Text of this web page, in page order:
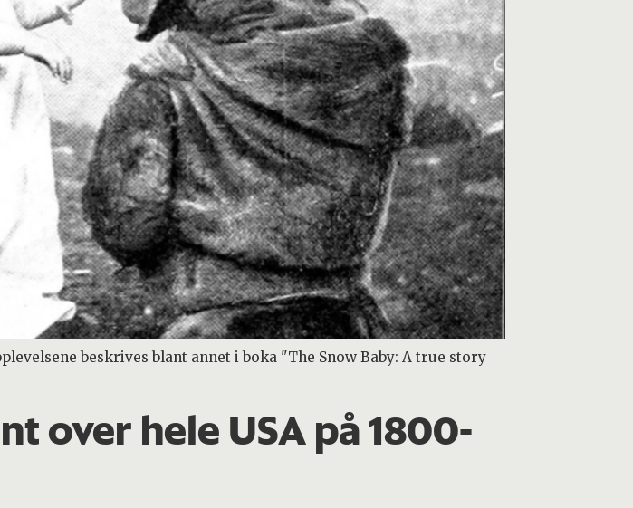
beskrives blant annet i boka "The Snow Baby: A true story
over hele USA på 1800-